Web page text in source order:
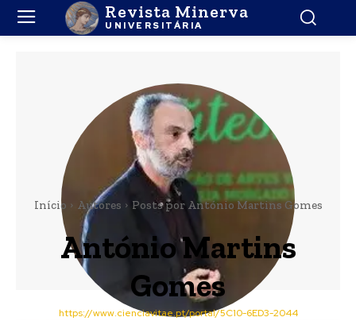
Revista Minerva
UNIVERSITÁRIA
Início Autores Posts por António Martins Gomes
António Martins
Gomes
https://www.cienciavitae.pt/portal/5C10-6ED3-2044